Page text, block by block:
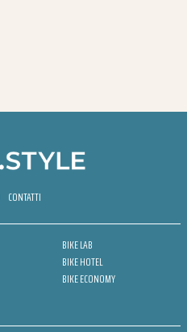
CONTATTI
BIKE LAB
BIKE HOTEL
BIKE ECONOMY